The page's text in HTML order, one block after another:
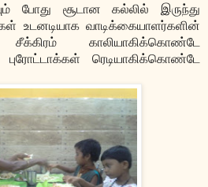
போது சூடான கல்லில் இருந்து
உடனடியாக வாடிக்கையாளர்களின்
காலியாகிக்கொண்டே
புரோட்டாக்கள் ரெடியாகிக்கொண்டே